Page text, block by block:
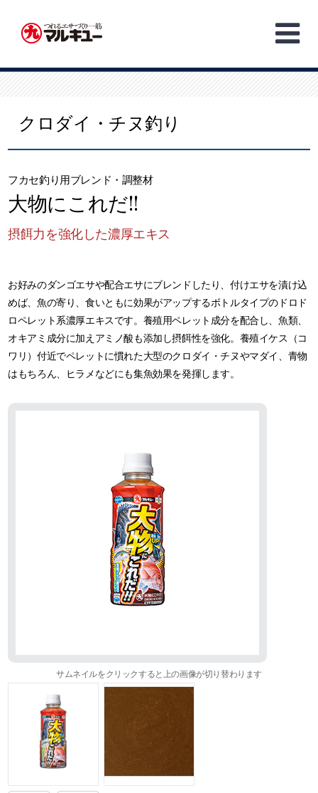
クロダイ・チヌ釣り
フカセ釣り用ブレンド・調整材
大物にこれだ!!
摂餌力を強化した濃厚エキス
お好みのダンゴエサや配合エサにブレンドしたり、付けエサを漬け込
めば、魚の寄り、食いともに効果がアップするボトルタイプのドロド
ロペレット系濃厚エキスです。養殖用ペレット成分を配合し、魚類、
オキアミ成分に加えアミノ酸も添加し摂餌性を強化。養殖イケス（コ
ワリ）付近でペレットに慣れた大型のクロダイ・チヌやマダイ、青物
はもちろん、ヒラメなどにも集魚効果を発揮します。
サムネイルをクリックすると上の画像が切り替わります